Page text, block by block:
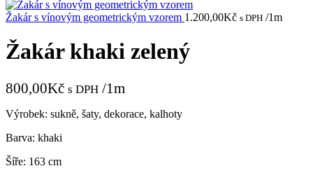
Žakár s vínovým geometrickým vzorem 1.200,00Kč s DPH /1m
Žakár khaki zelený
800,00Kč s DPH /1m
Výrobek: sukně, šaty, dekorace, kalhoty
Barva: khaki
Šíře: 163 cm